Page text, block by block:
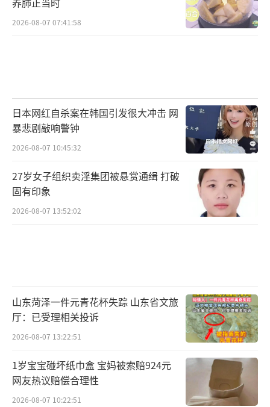
国当前政府的政权稳定、医学生培养方面都存
在隐患。因此，双方必须找到妥协的办法。”
最高、实力最强的医科大学之一，也是韩国唯
一一所在全球QS排名中进入前50名的医学院。
源，是韩国医疗领域的领军者。
当这所韩国医学院中的“NO.1”也选择加
动，“这会给尹锡悦政府造成巨大的压力”。
韩国全国医科大学教授紧急对策委员会方
面称，参加此前网络会议的20所医学院教师决
定从本月25日起陆续提交辞呈。
不过参会的教授们表示，即使递交了辞职
2026-08-07 07:41:58
日本网红自杀案在韩国引发很大冲击 网
暴悲剧敲响警钟
2026-08-07 10:45:32
27岁女子组织卖淫集团被悬赏通缉 打破
固有印象
2026-08-07 13:52:02
山东菏泽一件元青花杯失踪 山东省文旅
厅：已受理相关投诉
2026-08-07 13:22:51
1岁宝宝碰坏纸巾盒 宝妈被索赔924元
网友热议赔偿合理性
2026-08-07 10:22:51